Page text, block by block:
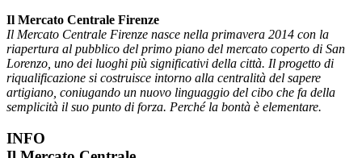
Il Mercato Centrale Firenze
Il Mercato Centrale Firenze nasce nella primavera 2014 con la
riapertura al pubblico del primo piano del mercato coperto di San
Lorenzo, uno dei luoghi più significativi della città. Il progetto di
riqualificazione si costruisce intorno alla centralità del sapere
artigiano, coniugando un nuovo linguaggio del cibo che fa della
semplicità il suo punto di forza. Perché la bontà è elementare.
INFO